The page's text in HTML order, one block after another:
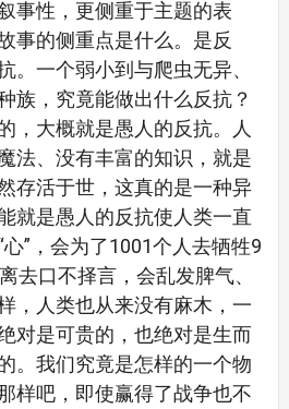
事性，更侧重于主题的表
事的侧重点是什么。是反
。一个弱小到与爬虫无异、
族，究竟能做出什么反抗？
，大概就是愚人的反抗。人
法、没有丰富的知识，就是
存活于世，这真的是一种异
就是愚人的反抗使人类一直
”，会为了1001个人去牺牲9
去口不择言，会乱发脾气、
，人类也从来没有麻木，一
对是可贵的，也绝对是生而
。我们究竟是怎样的一个物
样吧，即使赢得了战争也不